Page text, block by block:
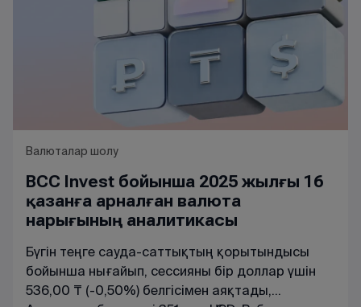
Валюталар шолу
BCC Invest бойынша 2025 жылғы 16
қазанға арналған валюта
нарығының аналитикасы
Бүгін теңге сауда-саттықтың қорытындысы
бойынша нығайып, сессияны бір доллар үшін
536,00 ₸ (-0,50%) белгісімен аяқтады,